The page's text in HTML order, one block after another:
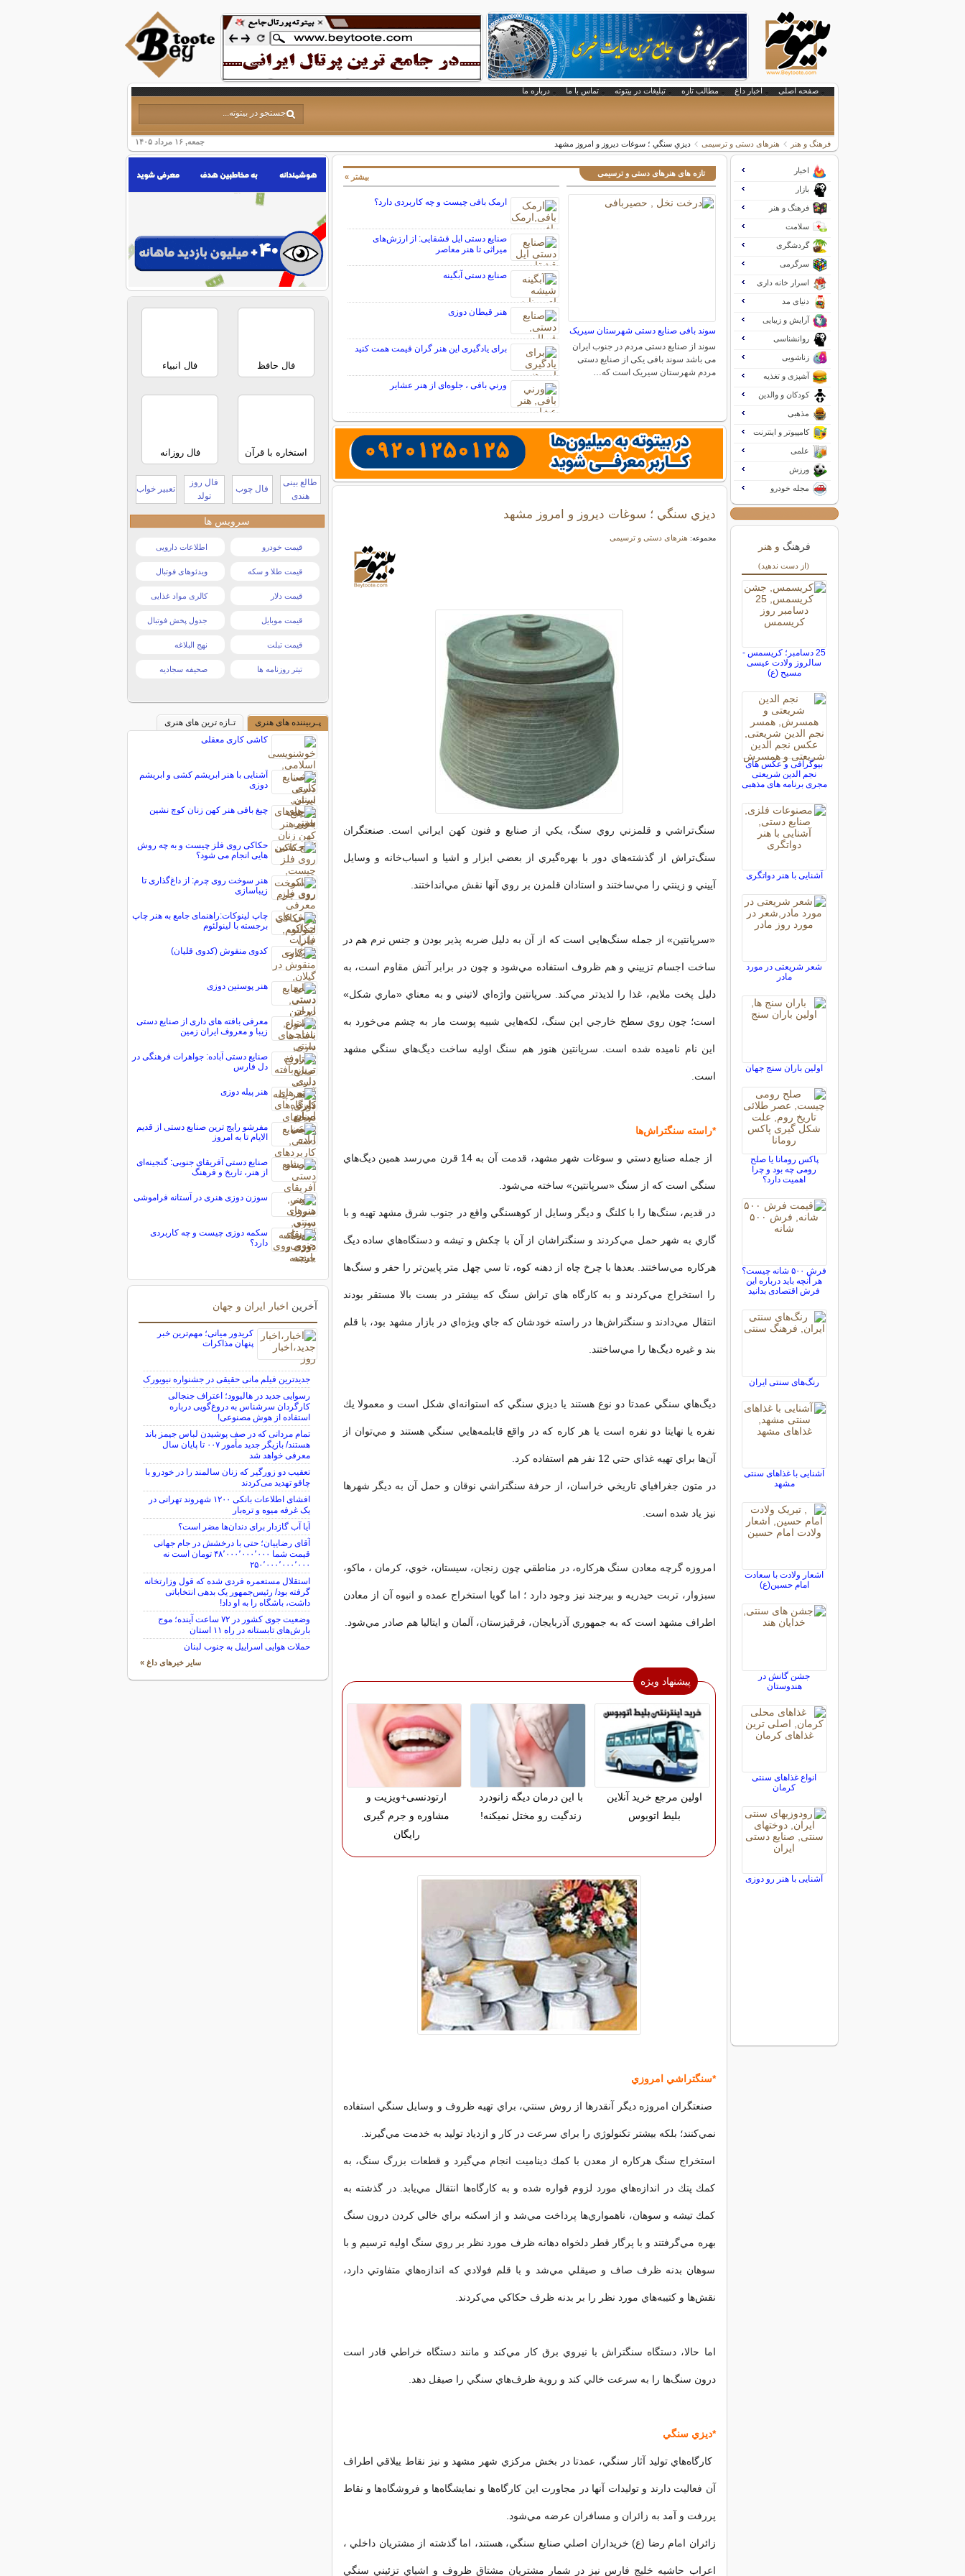
صفحه اصلی اخبار داغ مطالب تازه تبلیغات در بیتوته تماس با ما درباره ما
جمعه, ۱۶ مرداد ۱۴۰۵ فرهنگ و هنر هنرهای دستی و ترسیمی ديزي سنگي ؛ سوغات ديروز و امروز مشهد
تازه های هنرهای دستی و ترسیمی
سوند بافی صنایع دستی شهرستان سیریک
سوند از صنایع دستی مردم در جنوب ایران
می باشد سوند بافی یکی از صنایع دستی
مردم شهرستان سیریک است که…
ارمک بافی چیست و چه کاربردی دارد؟
صنایع دستی ایل قشقایی: از ارزش‌های
میراثی تا هنر معاصر
صنایع دستی آبگینه
هنر قیطان دوزی
برای یادگیری این هنر گران قیمت همت کنید
ورني بافی ، جلوه‌ای از هنر عشاير
بیشتر »
ديزي سنگي ؛ سوغات ديروز و امروز مشهد
مجموعه: هنرهای دستی و ترسیمی
سنگ‌تراشي و قلمزني روي سنگ، يكي از صنايع و فنون كهن ايراني است. صنعتگران
سنگ‌تراش از گذشته‌هاي دور با بهره‌گيري از بعضي ابزار و اشيا و اسباب‌خانه و وسايل
آييني و زينتي را مي‌ساختند و استادان قلمزن بر روي آنها نقش مي‌انداختند.
«سرپانتين» از جمله سنگ‌هايي است كه از آن به دليل ضربه پذير بودن و جنس نرم هم در
ساخت اجسام تزييني و هم ظروف استفاده مي‌شود و چون در برابر آتش مقاوم است، به
دليل پخت ملايم، غذا را لذيذتر مي‌كند. سرپانتين واژه‌اي لاتيني و به معناي «ماري شكل»
است؛ چون روي سطح خارجي اين سنگ، لكه‌هايي شبيه پوست مار به چشم مي‌خورد به
اين نام ناميده شده است. سرپانتين هنوز هم سنگ اوليه ساخت ديگ‌هاي سنگي مشهد
است.
*راسته سنگتراش‌ها
از جمله صنايع دستي و سوغات شهر مشهد، قدمت آن به 14 قرن مي‌رسد همين ديگ‌هاي
سنگي است كه از سنگ «سرپانتين» ساخته مي‌شود.
در قديم، سنگ‌ها را با كلنگ و ديگر وسايل از كوهسنگي واقع در جنوب شرق مشهد تهيه و با
گاري به شهر حمل مي‌كردند و سنگتراشان از آن با چكش و تيشه و دستگاه‌هاي ساده ديگ
هركاره مي‌ساختند. بعدها با چرخ چاه از دهنه كوه، تا سي چهل متر پايين‌تر را حفر و سنگ‌ها
را استخراج مي‌كردند و به كارگاه هاي تراش سنگ كه بيشتر در بست بالا مستقر بودند
انتقال مي‌دادند و سنگتراش‌ها در راسته خودشان كه جاي ويژه‌اي در بازار مشهد بود، با قلم
بند و غيره ديگ‌ها را مي‌ساختند.
ديگ‌هاي سنگي عمدتا دو نوع هستند يا ديزي سنگي كه استوانه‌اي شكل است و معمولا يك
نفره يا نهايتا دو نفره است يا هر كاره كه در واقع قابلمه‌هايي سنگي هستند و مي‌توان از
آن‌ها براي تهيه غذاي حتي 12 نفر هم استفاده كرد.
در متون جغرافياي تاريخي خراسان، از حرفة سنگتراشي نوقان و حمل آن به ديگر شهرها
نيز ياد شده است.
امروزه گرچه معادن سنگ هركاره، در مناطقي چون زنجان، سيستان، خوي، كرمان ، ماكو،
سبزوار، تربت حيدريه و بيرجند نيز وجود دارد ؛ اما گويا استخراج عمده و انبوه آن از معادن
اطراف مشهد است كه به جمهوري آذربايجان، قرقيزستان، آلمان و ايتاليا هم صادر مي‌شود.
پیشنهاد ویژه
اولین مرجع خرید آنلاین
بلیط اتوبوس
با این درمان دیگه زانودرد
زندگیت رو مختل نمیکنه!
ارتودنسی+ویزیت و
مشاوره و جرم گیری
رایگان
*سنگتراشي امروزي
صنعتگران امروزه ديگر آنقدرها از روش سنتي، براي تهيه ظروف و وسايل سنگي استفاده
نمي‌كنند؛ بلكه بيشتر تكنولوژي را براي سرعت در كار و ازدياد توليد به خدمت مي‌گيرند.
استخراج سنگ هركاره از معدن با كمك ديناميت انجام مي‌گيرد و قطعات بزرگ سنگ، به
كمك پتك در اندازه‌هاي مورد لزوم قواره شده و به كارگاه‌ها انتقال مي‌يابد. در گذشته به
كمك تيشه و سوهان، ناهمواري‌ها پرداخت مي‌شد و از اسكنه براي خالي كردن درون سنگ
بهره مي‌گرفتند و با پرگار قطر دلخواه دهانه ظرف مورد نظر بر روي سنگ اوليه ترسيم و با
سوهان بدنه ظرف صاف و صيقلي مي‌شد و با قلم فولادي كه اندازه‌هاي متفاوتي دارد،
نقش‌ها و كتيبه‌هاي مورد نظر را بر بدنه ظرف حكاكي مي‌كردند.
اما حالا، دستگاه سنگتراش با نيروي برق كار مي‌كند و مانند دستگاه خراطي قادر است
درون سنگ‌ها را به سرعت خالي كند و روية ظرف‌هاي سنگي را صيقل دهد.
*ديزي سنگي
كارگاه‌هاي توليد آثار سنگي، عمدتا در بخش مركزي شهر مشهد و نيز نقاط ييلاقي اطراف
آن فعاليت دارند و توليدات آنها در مجاورت اين كارگاه‌ها و نمايشگاه‌ها و فروشگاه‌ها و نقاط
پررفت و آمد به زائران و مسافران عرضه مي‌شود.
زائران امام رضا (ع) خريداران اصلي صنايع سنگي، هستند، اما گذشته از مشتريان داخلي ،
اعراب حاشيه خليج فارس نيز در شمار مشتريان مشتاق ظروف و اشياي تزئيني سنگي
اخبار
بازار
فرهنگ و هنر
سلامت
گردشگری
سرگرمی
اسرار خانه داری
دنیای مد
آرایش و زیبایی
روانشناسی
زناشویی
آشپزی و تغذیه
کودکان و والدین
مذهبی
کامپیوتر و اینترنت
علمی
ورزش
مجله خودرو
فرهنگ و هنر
(از دست ندهید)
25 دسامبر؛ کریسمس -
سالروز ولادت عیسی
مسیح (ع)
بیوگرافی و عکس های
نجم الدین شریعتی
مجری برنامه های مذهبی
آشنایی با هنر دواتگری
شعر شریعتی در مورد
مادر
اولین باران سنج جهان
پاکس رومانا یا صلح
رومی چه بود و چرا
اهمیت دارد؟
فرش ۵۰۰ شانه چیست؟
هر آنچه باید درباره این
فرش اقتصادی بدانید
رنگ‌هاى سنتى ایران
آشنایی با غذاهای سنتی
مشهد
اشعار ولادت با سعادت
امام حسین(ع)
جشن گانش در
هندوستان
انواع غذاهای سنتی
کرمان
آشنایی با هنر رو دوزی
فال حافظ فال انبیاء
استخاره با قرآن فال روزانه
طالع بینی
هندی
فال چوب
فال روز
تولد
تعبیر خواب
سرویس ها
قیمت خودرو اطلاعات دارویی
قیمت طلا و سکه ویدئوهای فوتبال
قیمت دلار کالری مواد غذایی
قیمت موبایل جدول پخش فوتبال
قیمت تبلت نهج البلاغه
تیتر روزنامه ها صحیفه سجادیه
پـربیننده های هنری
تـازه ترین های هنری
کاشی کاری معقلی
آشنایی با هنر ابریشم كشی و ابریشم
دوزی
چیغ بافی هنر کهن زنان کوچ نشین
حکاکی روی فلز چیست و به چه روش
هایی انجام می شود؟
هنر سوخت روی چرم: از داغ‌گذاری تا
زیباسازی
چاپ لینوکات:راهنمای جامع به هنر چاپ
برجسته با لینولئوم
کدوی منقوش (کدوی قلیان)
هنر پوستین دوزی
معرفی بافته های داری از صنایع دستی
زیبا و معروف ایران زمین
صنایع دستی آباده: جواهرات فرهنگی در
دل فارس
هنر پیله دوزی
مفرشو رایج ترین صنایع دستی از قدیم
الایام تا به امروز
صنایع دستی آفریقای جنوبی: گنجینه‌ای
از هنر، تاریخ و فرهنگ
سوزن دوزی هنری در آستانه فراموشی
سکمه دوزی چیست و چه کاربردی
دارد؟
آخرین اخبار ایران و جهان
کریدور میانی؛ مهم‌ترین خبر
پنهان مذاکرات
جدیدترین فیلم مانی حقیقی در جشنواره نیویورک
رسوایی جدید در هالیوود؛ اعتراف جنجالی
کارگردان سرشناس به دروغ‌گویی درباره
استفاده از هوش مصنوعی!
تمام مردانی که در صف پوشیدن لباس جیمز باند
هستند/ بازیگر جدید مأمور ۰۰۷ تا پایان سال
معرفی خواهد شد
تعقیب دو زورگیر که زنان سالمند را در خودرو با
چاقو تهدید می‌کردند
افشای اطلاعات بانکی ۱۲۰۰ شهروند تهرانی در
یک غرفه میوه و تره‌بار
آیا آب گازدار برای دندان‌ها مضر است؟
آقای رضاییان؛ حتی با درخشش در جام جهانی
قیمت شما ۴۸٬۰۰۰٬۰۰۰٬۰۰۰ تومان است نه
۲۵۰٬۰۰۰٬۰۰۰٬۰۰۰
استقلال مستعمره فردی شده که قول وزارتخانه
گرفته بود/ رئیس‌جمهور یک بدهی انتخاباتی
داشت، باشگاه را به او داد!
وضعیت جوی کشور در ۷۲ ساعت آینده؛ موج
بارش‌های تابستانه در راه ۱۱ استان
حملات هوایی اسراییل به جنوب لبنان
سایر خبرهای داغ »